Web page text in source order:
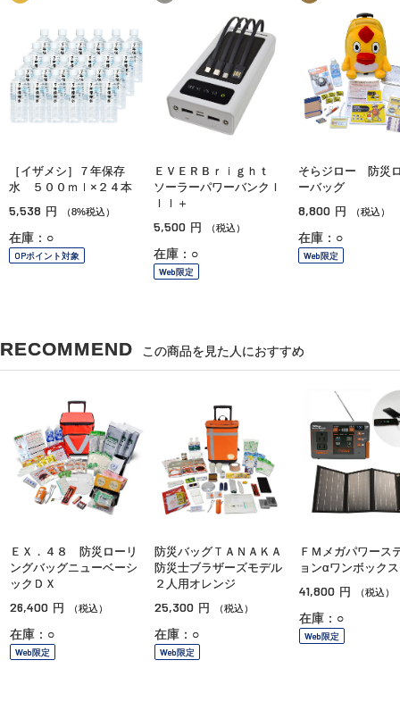
［イザメシ］７年保存
水 ５００ｍｌ×２４本
5,538 円 （8%税込）
在庫：○
OPポイント対象
ＥＶＥＲＢｒｉｇｈｔ
ソーラーパワーバンクＩ
ＩＩ＋
5,500 円 （税込）
在庫：○
Web限定
そらジロー 防災
ーバッグ
8,800 円 （税込）
在庫：○
Web限定
RECOMMEND この商品を見た人におすすめ
ＥＸ．４８ 防災ローリ
ングバッグニューベーシ
ックＤＸ
26,400 円 （税込）
在庫：○
Web限定
防災バッグＴＡＮＡＫＡ
防災士ブラザーズモデル
２人用オレンジ
25,300 円 （税込）
在庫：○
Web限定
ＦＭメガパワース
ョンαワンボック
41,800 円 （税込）
在庫：○
Web限定